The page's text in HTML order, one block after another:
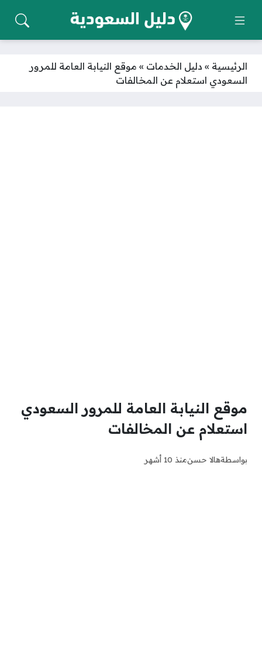
الرئيسية » دليل الخدمات » موقع النيابة العامة للمرور
السعودي استعلام عن المخالفات
موقع النيابة العامة للمرور السعودي
استعلام عن المخالفات
بواسطةهالا حسنمنذ 10 أشهر